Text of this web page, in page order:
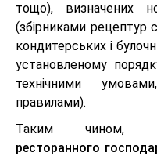
тощо), визначених
(збірниками рецептур
кондитерських і
установленому
технічними
правилами).
Таким чином,
ресторанного